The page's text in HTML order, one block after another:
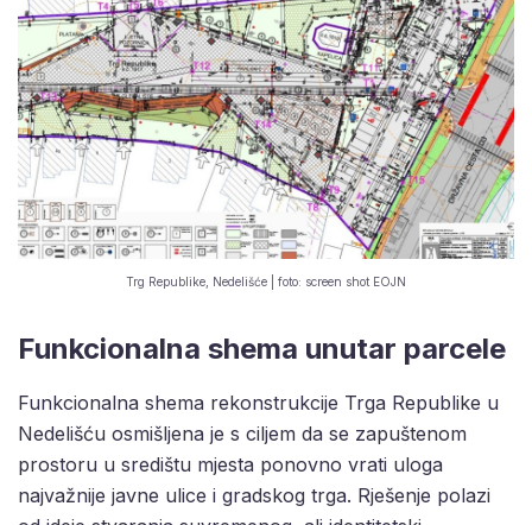
Trg Republike, Nedelišće | foto: screen shot EOJN
Funkcionalna shema unutar parcele
Funkcionalna shema rekonstrukcije Trga Republike u
Nedelišću osmišljena je s ciljem da se zapuštenom
prostoru u središtu mjesta ponovno vrati uloga
najvažnije javne ulice i gradskog trga. Rješenje polazi